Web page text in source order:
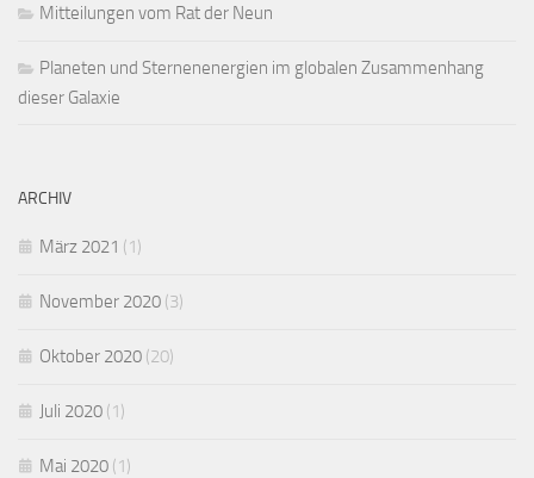
Mitteilungen vom Rat der Neun
Planeten und Sternenenergien im globalen Zusammenhang
dieser Galaxie
ARCHIV
März 2021 (1)
November 2020 (3)
Oktober 2020 (20)
Juli 2020 (1)
Mai 2020 (1)